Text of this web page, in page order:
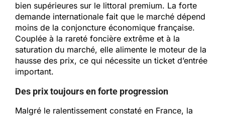
bien supérieures sur le littoral premium. La forte
demande internationale fait que le marché dépend
moins de la conjoncture économique française.
Couplée à la rareté foncière extrême et à la
saturation du marché, elle alimente le moteur de la
hausse des prix, ce qui nécessite un ticket d’entrée
important.
Des prix toujours en forte progression
Malgré le ralentissement constaté en France, la